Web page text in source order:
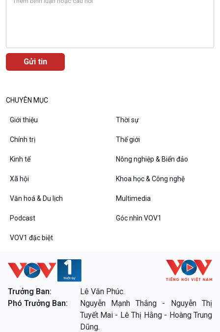
VOV1 đặc biệt
Chân dung cuộc sống
Các chương trình đặc biệt
CHUYÊN MỤC
Giới thiệu Thời sự
Chính trị Thế giới
Kinh tế Nông nghiệp & Biển đảo
Xã hội Khoa học & Công nghệ
Văn hoá & Du lịch Multimedia
Podcast Góc nhìn VOV1
VOV1 đặc biệt
Trưởng Ban:
Lê Văn Phúc.
Phó Trưởng Ban:
Nguyễn Mạnh Thắng - Nguyễn Thị
Tuyết Mai - Lê Thị Hằng - Hoàng Trung
Dũng.